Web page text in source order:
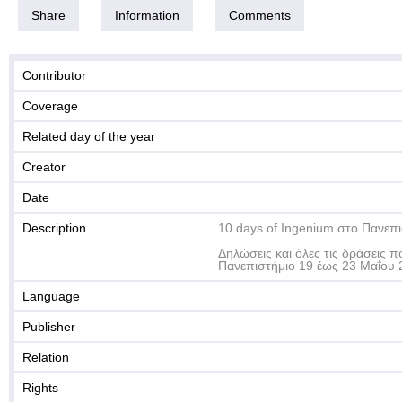
Share Information Comments
Contributor
Coverage
Related day of the year
Creator
Date
Description
10 days of Ingenium στο
Δηλώσεις και όλες τις δράσεις
Πανεπιστήμιο 19 έως 23 Μαΐου
Language
Publisher
Relation
Rights